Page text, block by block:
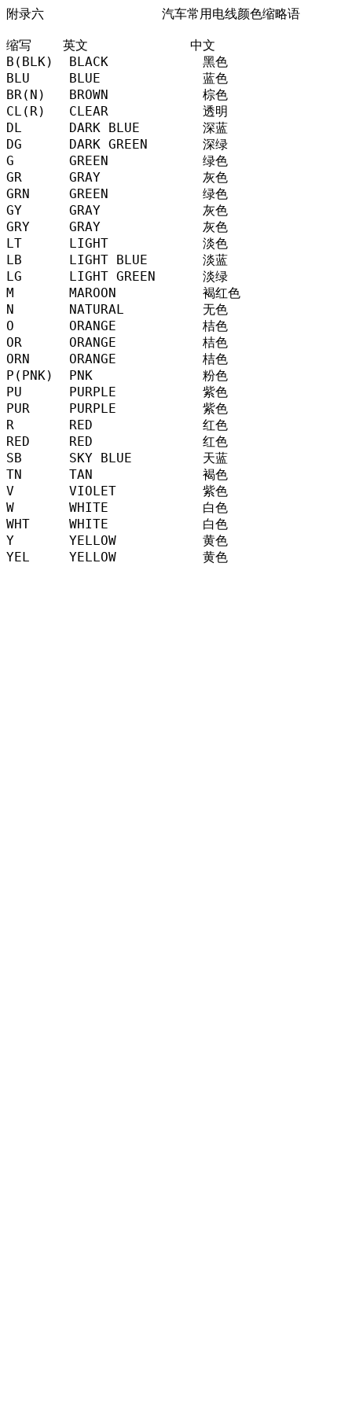
附录六               汽车常用电线颜色缩略语
缩写    英文             中文
B(BLK)  BLACK            黑色
BLU     BLUE             蓝色
BR(N)   BROWN            棕色
CL(R)   CLEAR            透明
DL      DARK BLUE        深蓝
DG      DARK GREEN       深绿
G       GREEN            绿色
GR      GRAY             灰色
GRN     GREEN            绿色
GY      GRAY             灰色
GRY     GRAY             灰色
LT      LIGHT            淡色
LB      LIGHT BLUE       淡蓝
LG      LIGHT GREEN      淡绿
M       MAROON           褐红色
N       NATURAL          无色
O       ORANGE           桔色
OR      ORANGE           桔色
ORN     ORANGE           桔色
P(PNK)  PNK              粉色
PU      PURPLE           紫色
PUR     PURPLE           紫色
R       RED              红色
RED     RED              红色
SB      SKY BLUE         天蓝
TN      TAN              褐色
V       VIOLET           紫色
W       WHITE            白色
WHT     WHITE            白色
Y       YELLOW           黄色
YEL     YELLOW           黄色